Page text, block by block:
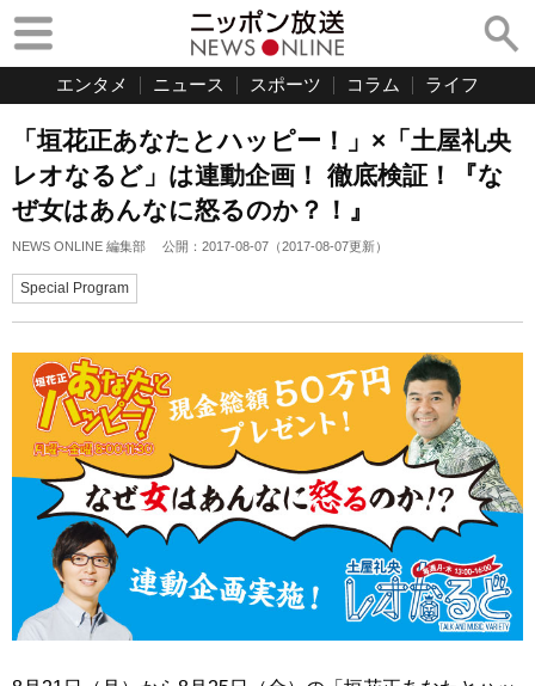
エンタメ ニュース スポーツ コラム ライフ
「垣花正あなたとハッピー！」×「土屋礼央
レオなるど」は連動企画！ 徹底検証！『な
ぜ女はあんなに怒るのか？！』
NEWS ONLINE 編集部 公開： 2017-08-07 （2017-08-07更新）
Special Program